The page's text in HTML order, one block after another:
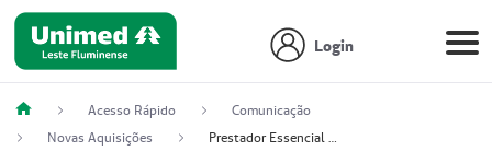
Login
Acesso Rápido
Comunicação
Novas Aquisições
Prestador Essencial Gestão em Saúde Ereli (51004354-7)